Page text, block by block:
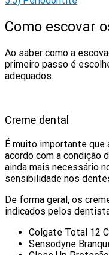
Como escovar
Ao saber como a
primeiro passo é
adequados.
Creme dental
É muito importante que
acordo com a condição
ainda mais necessário
sensibilidade nos
De forma geral, os
indicados pelos
Colgate Total 12
Sensodyne